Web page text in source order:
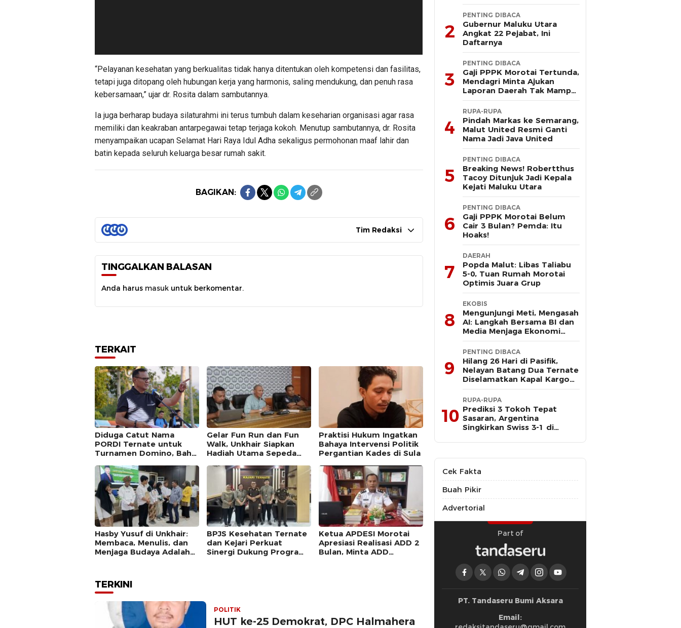
“Pelayanan kesehatan yang berkualitas tidak hanya ditentukan oleh kompetensi dan fasilitas,
tetapi juga ditopang oleh hubungan kerja yang harmonis, saling mendukung, dan penuh rasa
kebersamaan,” ujar dr. Rosita dalam sambutannya.
Ia juga berharap budaya silaturahmi ini terus tumbuh dalam keseharian organisasi agar rasa
memiliki dan keakraban antarpegawai tetap terjaga kokoh. Menutup sambutannya, dr. Rosita
menyampaikan ucapan Selamat Hari Raya Idul Adha sekaligus permohonan maaf lahir dan
batin kepada seluruh keluarga besar rumah sakit.
BAGIKAN:
Tim Redaksi
TINGGALKAN BALASAN
Anda harus masuk untuk berkomentar.
TERKAIT
Diduga Catut Nama
PORDI Ternate untuk
Turnamen Domino, Bahri
Hukum
Gelar Fun Run dan Fun
Walk, Unkhair Siapkan
Hadiah Utama Sepeda
Praktisi Hukum Ingatkan
Bahaya Intervensi Politik
Pergantian Kades di Sula
Hasby Yusuf di Unkhair:
Membaca, Menulis, dan
Menjaga Budaya Adalah
BPJS Kesehatan Ternate
dan Kejari Perkuat
Sinergi Dukung Program
Ketua APDESI Morotai
Apresiasi Realisasi ADD 2
Bulan, Minta ADD
TERKINI
POLITIK
HUT ke-25 Demokrat, DPC Halmahera
2
PENTING DIBACA
Gubernur Maluku Utara
Angkat 22 Pejabat, Ini
Daftarnya
3
PENTING DIBACA
Gaji PPPK Morotai Tertunda,
Mendagri Minta Ajukan
Laporan Daerah Tak Mampu
Bayar Pegawai
4
RUPA-RUPA
Pindah Markas ke Semarang,
Malut United Resmi Ganti
Nama Jadi Java United
5
PENTING DIBACA
Breaking News! Robertthus
Tacoy Ditunjuk Jadi Kepala
Kejati Maluku Utara
6
PENTING DIBACA
Gaji PPPK Morotai Belum
Cair 3 Bulan? Pemda: Itu
Hoaks!
7
DAERAH
Popda Malut: Libas Taliabu
5-0, Tuan Rumah Morotai
Optimis Juara Grup
8
EKOBIS
Mengunjungi Meti, Mengasah
AI: Langkah Bersama BI dan
Media Menjaga Ekonomi
Maluku Utara
9
PENTING DIBACA
Hilang 26 Hari di Pasifik,
Nelayan Batang Dua Ternate
Diselamatkan Kapal Kargo
Prancis
10
RUPA-RUPA
Prediksi 3 Tokoh Tepat
Sasaran, Argentina
Singkirkan Swiss 3-1 di
Cek Fakta
Buah Pikir
Advertorial
Part of
PT. Tandaseru Bumi Aksara
Email: